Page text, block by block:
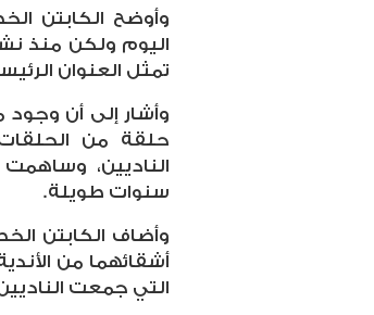
وأوضح الكابتن
تمثل العنوان
وأشار إلى أن وجود
حلقة من الحلقات
الناديين،
سنوات طويلة.
وأضاف الكابتن
أشقائهما من
التي جمعت